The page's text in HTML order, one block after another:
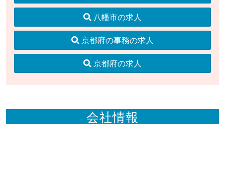
八幡市の求人
京都府の事務の求人
京都府の求人
会社情報